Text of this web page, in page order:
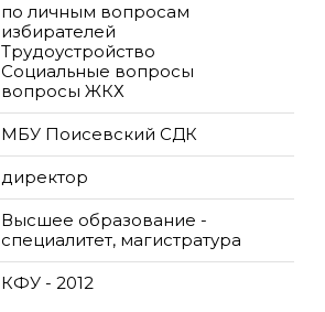
по личным вопросам
избирателей
Трудоустройство
Социальные вопросы
вопросы ЖКХ
МБУ Поисевский СДК
директор
Высшее образование -
специалитет, магистратура
КФУ - 2012